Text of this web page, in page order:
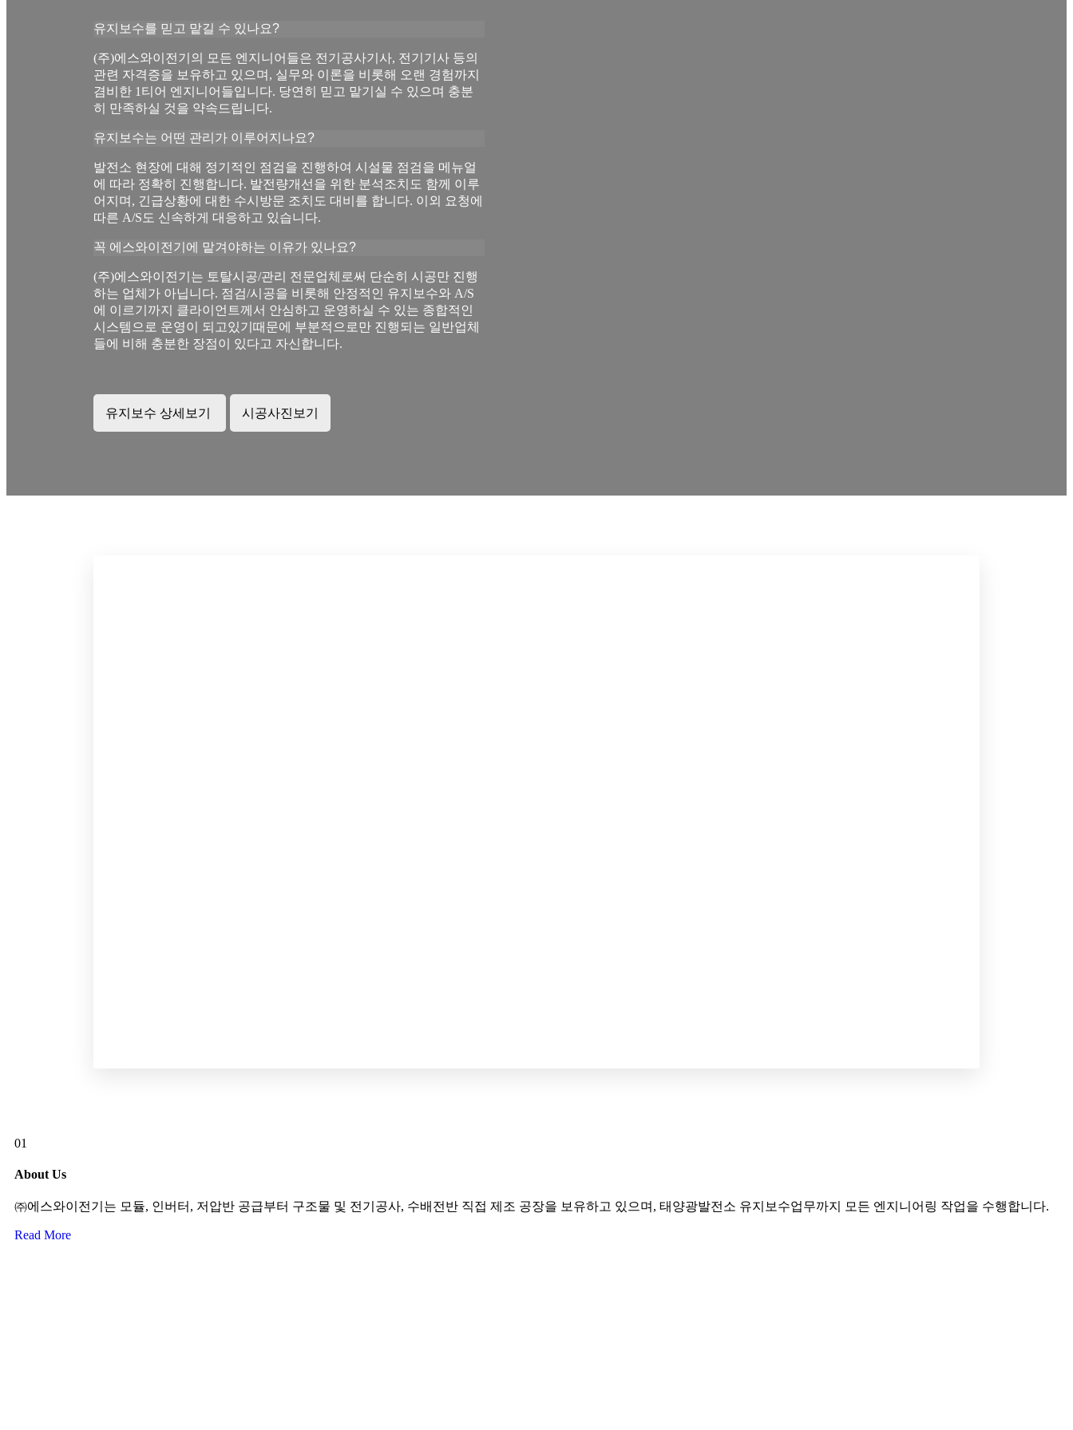
유지보수를 믿고 맡길 수 있나요?
(주)에스와이전기의 모든 엔지니어들은 전기공사기사, 전기기사 등의
관련 자격증을 보유하고 있으며, 실무와 이론을 비롯해 오랜 경험까지
겸비한 1티어 엔지니어들입니다. 당연히 믿고 맡기실 수 있으며 충분
히 만족하실 것을 약속드립니다.
유지보수는 어떤 관리가 이루어지나요?
발전소 현장에 대해 정기적인 점검을 진행하여 시설물 점검을 메뉴얼
에 따라 정확히 진행합니다. 발전량개선을 위한 분석조치도 함께 이루
어지며, 긴급상황에 대한 수시방문 조치도 대비를 합니다. 이외 요청에
따른 A/S도 신속하게 대응하고 있습니다.
꼭 에스와이전기에 맡겨야하는 이유가 있나요?
(주)에스와이전기는 토탈시공/관리 전문업체로써 단순히 시공만 진행
하는 업체가 아닙니다. 점검/시공을 비롯해 안정적인 유지보수와 A/S
에 이르기까지 클라이언트께서 안심하고 운영하실 수 있는 종합적인
시스템으로 운영이 되고있기때문에 부분적으로만 진행되는 일반업체
들에 비해 충분한 장점이 있다고 자신합니다.
유지보수 상세보기 시공사진보기
01
About Us
㈜에스와이전기는 모듈, 인버터, 저압반 공급부터 구조물 및 전기공사, 수배전반 직접 제조 공장을 보유하고 있으며, 태양광발전소 유지보수업무까지 모든 엔지니어링 작업을 수행합니다.
Read More